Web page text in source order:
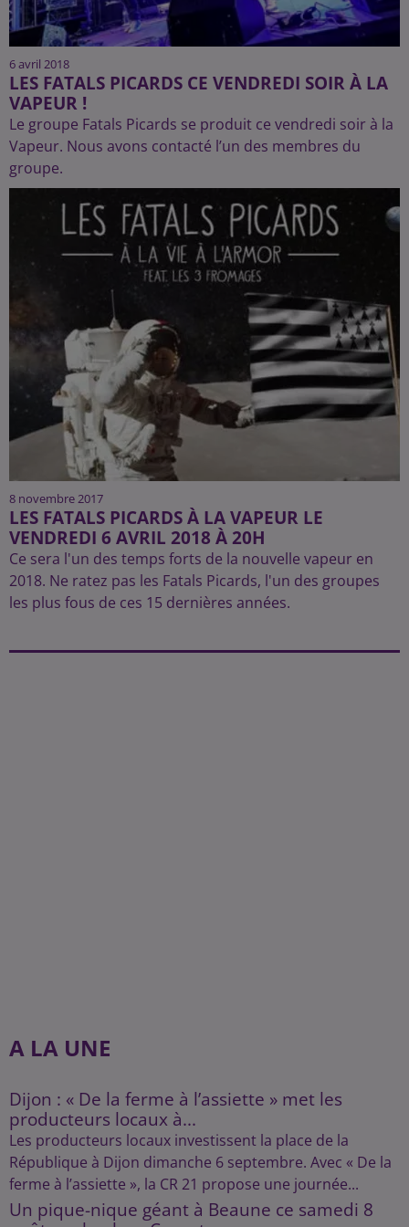
6 avril 2018
LES FATALS PICARDS CE VENDREDI SOIR À LA
VAPEUR !
Le groupe Fatals Picards se produit ce vendredi soir à la
Vapeur. Nous avons contacté l’un des membres du
groupe.
8 novembre 2017
LES FATALS PICARDS À LA VAPEUR LE
VENDREDI 6 AVRIL 2018 À 20H
Ce sera l'un des temps forts de la nouvelle vapeur en
2018. Ne ratez pas les Fatals Picards, l'un des groupes
les plus fous de ces 15 dernières années.
A LA UNE
Dijon : « De la ferme à l’assiette » met les
producteurs locaux à...
Les producteurs locaux investissent la place de la
République à Dijon dimanche 6 septembre. Avec « De la
ferme à l’assiette », la CR 21 propose une journée...
Un pique-nique géant à Beaune ce samedi 8